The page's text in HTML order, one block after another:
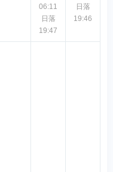
06:11
日落
19:47
日落
19:46